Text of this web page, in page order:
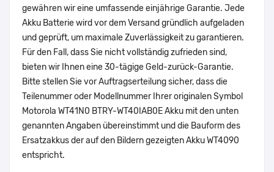
gewähren wir eine umfassende einjährige Garantie. Jede
Akku Batterie wird vor dem Versand gründlich aufgeladen
und geprüft, um maximale Zuverlässigkeit zu garantieren.
Für den Fall, dass Sie nicht vollständig zufrieden sind,
bieten wir Ihnen eine 30-tägige Geld-zurück-Garantie.
Bitte stellen Sie vor Auftragserteilung sicher, dass die
Teilenummer oder Modellnummer Ihrer originalen Symbol
Motorola WT41N0 BTRY-WT40IAB0E Akku mit den unten
genannten Angaben übereinstimmt und die Bauform des
Ersatzakkus der auf den Bildern gezeigten Akku WT4090
entspricht.